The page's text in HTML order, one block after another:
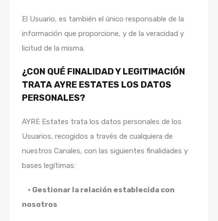
El Usuario, es también el único responsable de la
información que proporcione, y de la veracidad y
licitud de la misma.
¿CON QUÉ FINALIDAD Y LEGITIMACIÓN
TRATA AYRE ESTATES LOS DATOS
PERSONALES?
AYRE Estates trata los datos personales de los
Usuarios, recogidos a través de cualquiera de
nuestros Canales, con las siguientes finalidades y
bases legítimas:
• Gestionar la relación establecida con
nosotros